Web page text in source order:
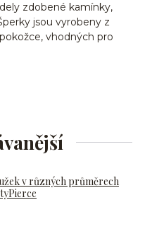
zdobené kamínky,
jsou vyrobeny z
vhodných pro
v různých průměrech